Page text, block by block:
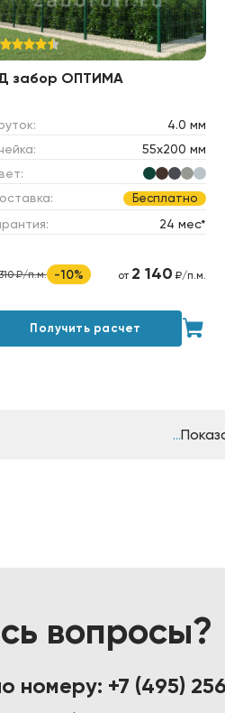
забор ОПТИМА
4.0 мм
55х200 мм
Бесплатно
24 мес*
₽/п.м. -10% от 2 140 ₽/п.м.
Получить расчет
вопросы?
номеру: +7 (495)